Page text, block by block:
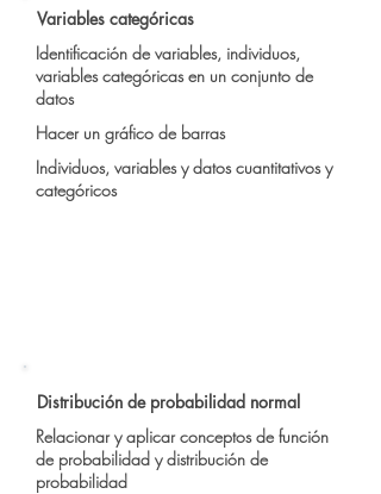
Variables categóricas
Identificación de variables, individuos,
variables categóricas en un conjunto de
datos
Hacer un gráfico de barras
Individuos, variables y datos cuantitativos y
categóricos
Distribución de probabilidad normal
Relacionar y aplicar conceptos de función
de probabilidad y distribución de
probabilidad